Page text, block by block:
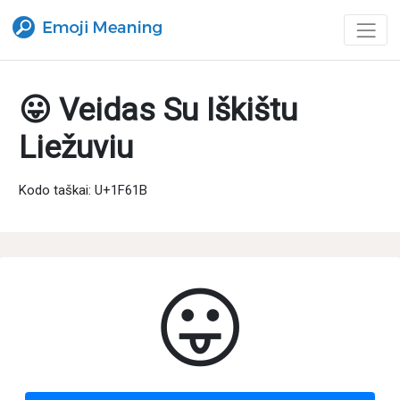
😛 Veidas Su Iškištu
Liežuviu
Kodo taškai: U+1F61B
😛